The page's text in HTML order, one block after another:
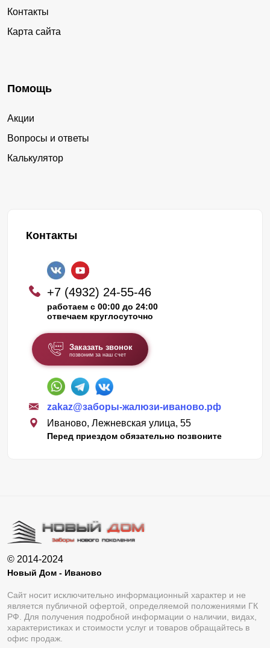
Контакты
Карта сайта
Помощь
Акции
Вопросы и ответы
Калькулятор
Контакты
+7 (4932) 24-55-46
работаем с 00:00 до 24:00
отвечаем круглосуточно
Заказать звонок
позвоним за наш счет
zakaz@заборы-жалюзи-иваново.рф
Иваново, Лежневская улица, 55
Перед приездом обязательно позвоните
© 2014-2024
Новый Дом - Иваново
Сайт носит исключительно информационный характер и не
является публичной офертой, определяемой положениями ГК
РФ. Для получения подробной информации о наличии, видах,
характеристиках и стоимости услуг и товаров обращайтесь в
офис продаж.